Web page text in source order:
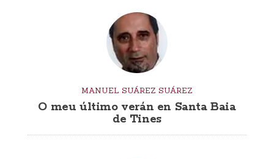
MANUEL SUÁREZ SUÁREZ
O meu último verán en Santa Baia
de Tines